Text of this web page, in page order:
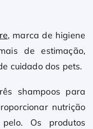
, marca de higiene
de estimação,
cuidado dos pets.
shampoos para
nutrição
Os produtos